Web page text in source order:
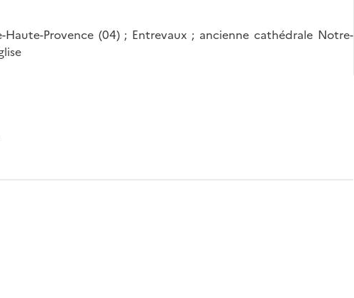
Haute-Provence (04) ; Entrevaux ; ancienne cathédrale Notre-